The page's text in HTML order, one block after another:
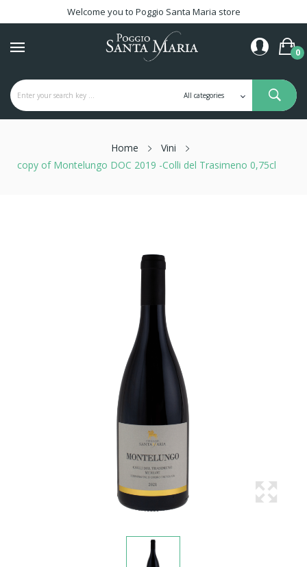
Welcome you to Poggio Santa Maria store
0
Home
Vini
copy of Montelungo DOC 2019 -Colli del Trasimeno 0,75cl